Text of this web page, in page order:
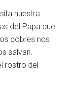
nuestra
del Papa que
pobres nos
salvan.
rostro del